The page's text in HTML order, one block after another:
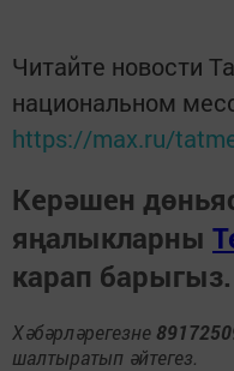
Читайте новости
национальном
https://max.ru/
Керәшен
яңалыкларны
карап барыгыз.
Хәбәрләрегезне
шалтыратып әйтегез.